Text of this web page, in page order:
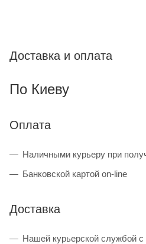
Доставка и оплата
По Киеву
Оплата
Наличными курьеру при
Банковской картой on-line
Доставка
Нашей курьерской службой